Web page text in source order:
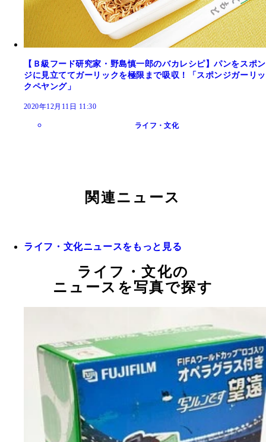
【Ｂ級フード研究家・野島慎一郎のバカレシピ】パンをスポン
ジに見立ててガーリックを極限まで吸収！「スポンジガーリッ
クペヤング」
2020年12月11日 11:30
ライフ・文化
関連ニュース
ライフ・文化ニュースをもっと見る
ライフ・文化の
ニュースを写真で探す